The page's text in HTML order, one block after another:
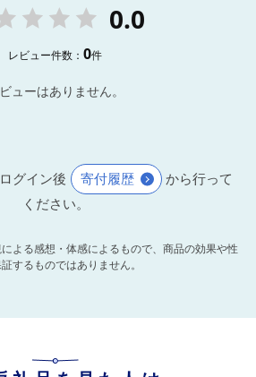
0.0
レビュー件数：0件
ューはありません。
グイン後 寄付履歴
から行って
ください。
よる感想・体感によるもので、商品の効果や性
するものではありません。